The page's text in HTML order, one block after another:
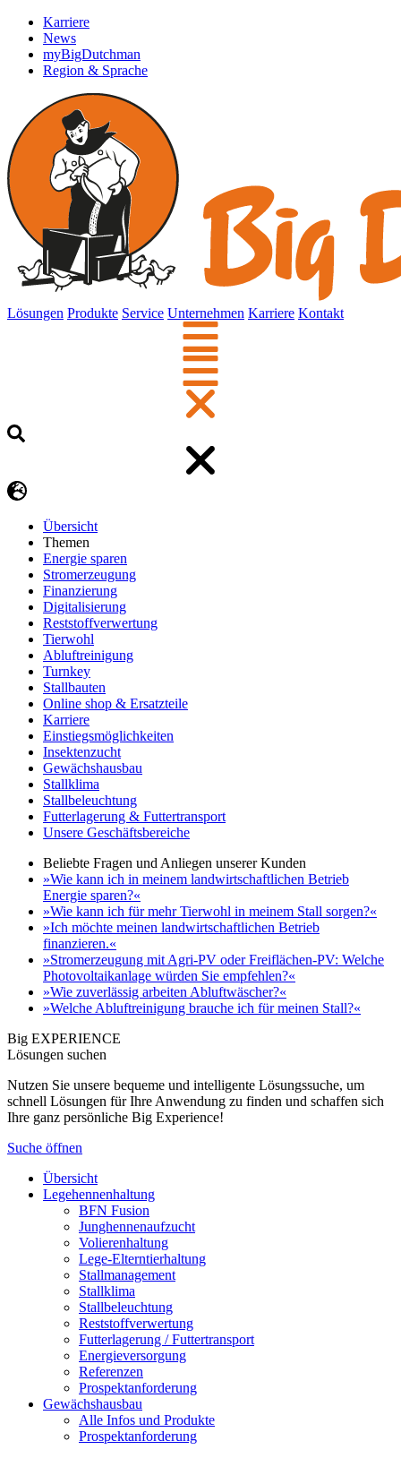
Karriere
News
myBigDutchman
Region & Sprache
Lösungen Produkte Service Unternehmen Karriere Kontakt
Übersicht
Themen
Energie sparen
Stromerzeugung
Finanzierung
Digitalisierung
Reststoffverwertung
Tierwohl
Abluftreinigung
Turnkey
Stallbauten
Online shop & Ersatzteile
Karriere
Einstiegsmöglichkeiten
Insektenzucht
Gewächshausbau
Stallklima
Stallbeleuchtung
Futterlagerung & Futtertransport
Unsere Geschäftsbereiche
Beliebte Fragen und Anliegen unserer Kunden
»Wie kann ich in meinem landwirtschaftlichen Betrieb
Energie sparen?«
»Wie kann ich für mehr Tierwohl in meinem Stall sorgen?«
»Ich möchte meinen landwirtschaftlichen Betrieb
finanzieren.«
»Stromerzeugung mit Agri-PV oder Freiflächen-PV: Welche
Photovoltaikanlage würden Sie empfehlen?«
»Wie zuverlässig arbeiten Abluftwäscher?«
»Welche Abluftreinigung brauche ich für meinen Stall?«
Big EXPERIENCE
Lösungen suchen
Nutzen Sie unsere bequeme und intelligente Lösungssuche, um
schnell Lösungen für Ihre Anwendung zu finden und schaffen sich
Ihre ganz persönliche Big Experience!
Suche öffnen
Übersicht
Legehennenhaltung
BFN Fusion
Junghennenaufzucht
Volierenhaltung
Lege-Elterntierhaltung
Stallmanagement
Stallklima
Stallbeleuchtung
Reststoffverwertung
Futterlagerung / Futtertransport
Energieversorgung
Referenzen
Prospektanforderung
Gewächshausbau
Alle Infos und Produkte
Prospektanforderung